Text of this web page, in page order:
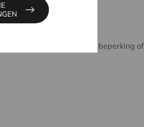
mensen met een beperking of